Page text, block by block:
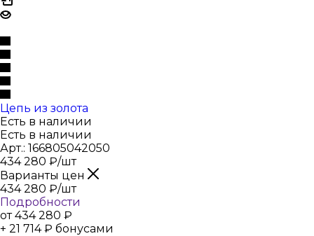
Цепь из золота
Есть в наличии
Есть в наличии
Арт.: 166805042050
434 280 ₽/шт
Варианты цен
434 280 ₽/шт
Подробности
от434 280 ₽
+ 21 714 ₽ бонусами